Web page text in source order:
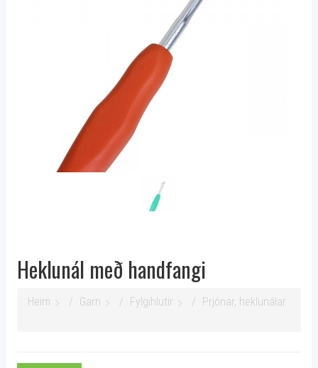
Heklunál með handfangi
Heim Garn Fylgihlutir Prjónar, heklunálar